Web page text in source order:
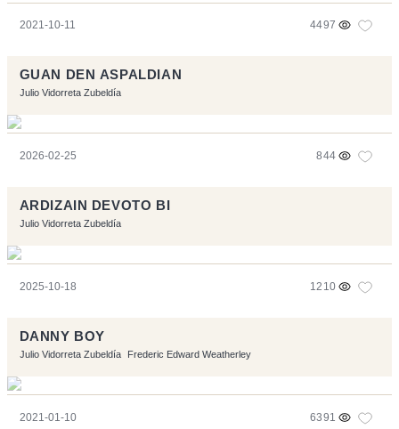
2021-10-11 4497
GUAN DEN ASPALDIAN
Julio Vidorreta Zubeldía
2026-02-25 844
ARDIZAIN DEVOTO BI
Julio Vidorreta Zubeldía
2025-10-18 1210
DANNY BOY
Julio Vidorreta Zubeldía Frederic Edward Weatherley
2021-01-10 6391